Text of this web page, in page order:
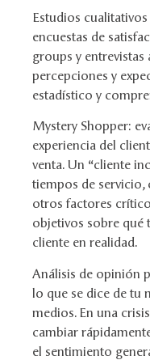
Estudios
encuestas de
groups y
percepciones y
estadístico y
Mystery Shopper:
experiencia del
venta. Un “cliente
tiempos de
otros factores
objetivos sobre qué
cliente en realidad.
Análisis de opinión
lo que se dice de tu
medios. En una
cambiar
el sentimiento